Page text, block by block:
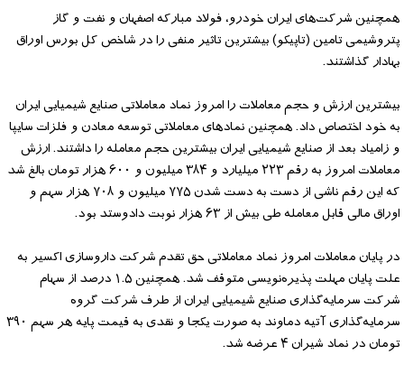
همچنین شرکت‌های ایران خودرو، فولاد مبارکه اصفهان و نفت و گاز
پتروشیمی تامین (تاپیکو) بیشترین تاثیر منفی را در شاخص کل بورس اوراق
بهادار گذاشتند.
بیشترین ارزش و حجم معاملات را امروز نماد معاملاتی صنایع شیمیایی ایران
به خود اختصاص داد. همچنین نمادهای معاملاتی توسعه معادن و فلزات سایپا
و زامیاد بعد از صنایع شیمیایی ایران بیشترین حجم معامله را داشتند. ارزش
معاملات امروز به رقم ۲۲۳ میلیارد و ۳۸۴ میلیون و ۶۰۰ هزار تومان بالغ شد
که این رقم ناشی از دست به دست شدن ۷۷۵ میلیون و ۷۰۸ هزار سهم و
اوراق مالی قابل معامله طی بیش از ۶۳ هزار نوبت دادوستد بود.
در پایان معاملات امروز نماد معاملاتی حق تقدم شرکت داروسازی اکسیر به
علت پایان مهلت پذیره‌نویسی متوقف شد. همچنین ۱.۵ درصد از سهام
شرکت سرمایه‌گذاری صنایع شیمیایی ایران از طرف شرکت گروه
سرمایه‌گذاری آتیه دماوند به صورت یکجا و نقدی به قیمت پایه هر سهم ۳۹۰
تومان در نماد شیران ۴ عرضه شد.